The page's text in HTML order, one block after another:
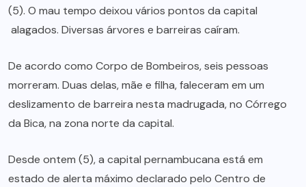
(5). O mau tempo deixou vários pontos da capital
alagados. Diversas árvores e barreiras caíram.
De acordo como Corpo de Bombeiros, seis pessoas
morreram. Duas delas, mãe e filha, faleceram em um
deslizamento de barreira nesta madrugada, no Córrego
da Bica, na zona norte da capital.
Desde ontem (5), a capital pernambucana está em
estado de alerta máximo declarado pelo Centro de